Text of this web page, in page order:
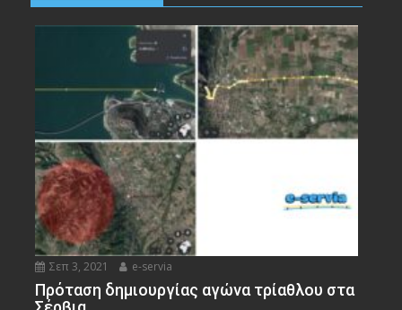
Σεπ 3, 2021 e-servia
Πρόταση δημιουργίας αγώνα τρίαθλου στα